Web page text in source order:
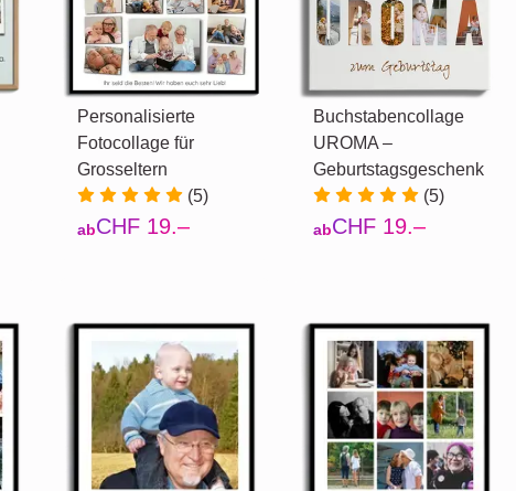
Personalisierte
Fotocollage für
Grosseltern
(5)
abCHF 19.–
Buchstabencollage
UROMA –
Geburtstagsgeschenk
(5)
abCHF 19.–